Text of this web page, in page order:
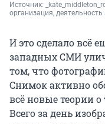
Источник:
организация,
И это сделало всё
западных СМИ
том, что
Снимок активно
всё новые теории о
Всего за день